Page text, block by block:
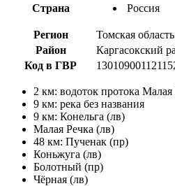
Страна Россия
Регион
Томская область
Район
Каргасокский
Код в ГВР
2 км: водоток протока
9 км: река без названия
9 км: Конельга (лв)
Малая Речка (лв)
48 км: Пученак (пр)
Коньжуга (лв)
Болотный (пр)
Чёрная (лв)